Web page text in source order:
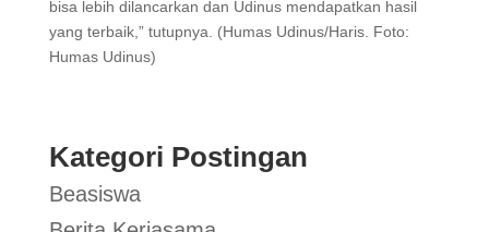
bisa lebih dilancarkan dan Udinus mendapatkan hasil
yang terbaik,” tutupnya. (Humas Udinus/Haris. Foto:
Humas Udinus)
Kategori Postingan
Beasiswa